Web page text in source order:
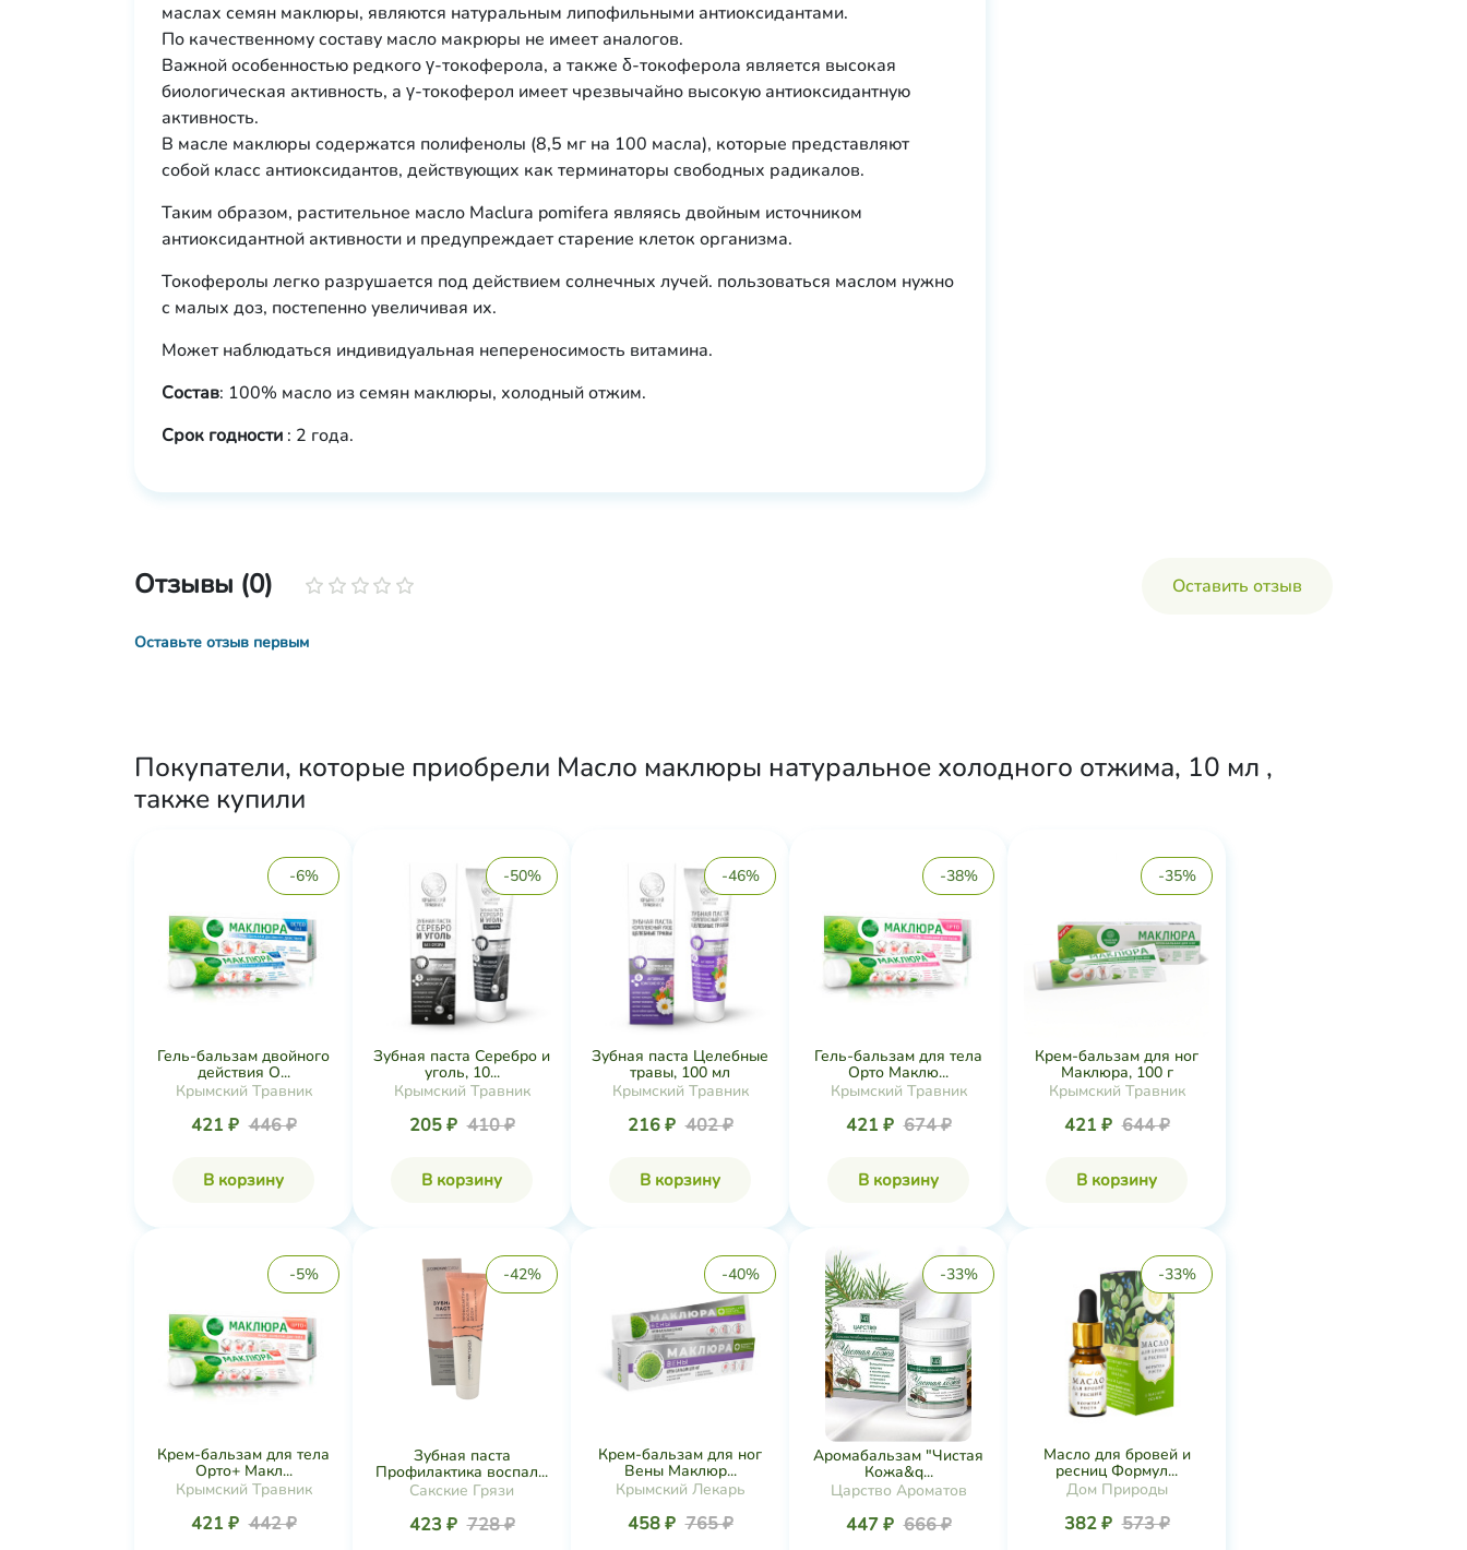
маслах семян маклюры, являются натуральным липофильными антиоксидантами.
По качественному составу масло макрюры не имеет аналогов.
Важной особенностью редкого γ-токоферола, а также δ-токоферола является высокая
биологическая активность, а γ-токоферол имеет чрезвычайно высокую антиоксидантную
активность.
В масле маклюры содержатся полифенолы (8,5 мг на 100 масла), которые представляют
собой класс антиоксидантов, действующих как терминаторы свободных радикалов.
Таким образом, растительное масло Maclura pomifera являясь двойным источником
антиоксидантной активности и предупреждает старение клеток организма.
Токоферолы легко разрушается под действием солнечных лучей. пользоваться маслом нужно
с малых доз, постепенно увеличивая их.
Может наблюдаться индивидуальная непереносимость витамина.
Состав: 100% масло из семян маклюры, холодный отжим.
Срок годности : 2 года.
Отзывы (0) Оставить отзыв
Оставьте отзыв первым
Покупатели, которые приобрели Масло маклюры натуральное холодного отжима, 10 мл ,
также купили
-6%
Гель-бальзам двойного
действия О...
Крымский Травник
421 ₽ 446 ₽
В корзину
-50%
Зубная паста Серебро и
уголь, 10...
Крымский Травник
205 ₽ 410 ₽
В корзину
-46%
Зубная паста Целебные
травы, 100 мл
Крымский Травник
216 ₽ 402 ₽
В корзину
-38%
Гель-бальзам для тела
Орто Маклю...
Крымский Травник
421 ₽ 674 ₽
В корзину
-35%
Крем-бальзам для ног
Маклюра, 100 г
Крымский Травник
421 ₽ 644 ₽
В корзину
-5%
Крем-бальзам для тела
Орто+ Макл...
Крымский Травник
421 ₽ 442 ₽
-42%
Зубная паста
Профилактика воспал...
Сакские Грязи
423 ₽ 728 ₽
-40%
Крем-бальзам для ног
Вены Маклюр...
Крымский Лекарь
458 ₽ 765 ₽
-33%
Аромабальзам "Чистая
Кожа&q...
Царство Ароматов
447 ₽ 666 ₽
-33%
Масло для бровей и
ресниц Формул...
Дом Природы
382 ₽ 573 ₽